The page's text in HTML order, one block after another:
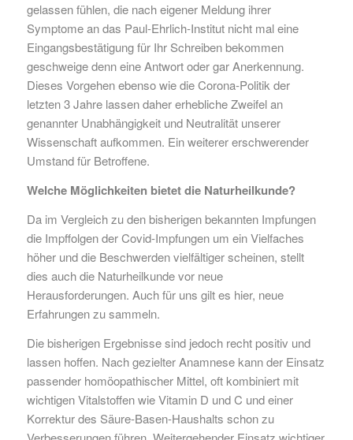
gelassen fühlen, die nach eigener Meldung ihrer
Symptome an das Paul-Ehrlich-Institut nicht mal eine
Eingangsbestätigung für Ihr Schreiben bekommen
geschweige denn eine Antwort oder gar Anerkennung.
Dieses Vorgehen ebenso wie die Corona-Politik der
letzten 3 Jahre lassen daher erhebliche Zweifel an
genannter Unabhängigkeit und Neutralität unserer
Wissenschaft aufkommen. Ein weiterer erschwerender
Umstand für Betroffene.
Welche Möglichkeiten bietet die Naturheilkunde?
Da im Vergleich zu den bisherigen bekannten Impfungen
die Impffolgen der Covid-Impfungen um ein Vielfaches
höher und die Beschwerden vielfältiger scheinen, stellt
dies auch die Naturheilkunde vor neue
Herausforderungen. Auch für uns gilt es hier, neue
Erfahrungen zu sammeln.
Die bisherigen Ergebnisse sind jedoch recht positiv und
lassen hoffen. Nach gezielter Anamnese kann der Einsatz
passender homöopathischer Mittel, oft kombiniert mit
wichtigen Vitalstoffen wie Vitamin D und C und einer
Korrektur des Säure-Basen-Haushalts schon zu